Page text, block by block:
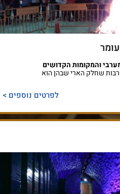
והמקומות הקדושים
שחלק הארי שבהן הוא
לפרטים נוספים >